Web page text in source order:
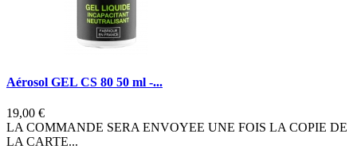
Aérosol GEL CS 80 50 ml -...
19,00 €
LA COMMANDE SERA ENVOYEE UNE FOIS LA COPIE DE
LA CARTE...